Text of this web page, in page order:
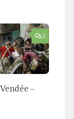
2
–